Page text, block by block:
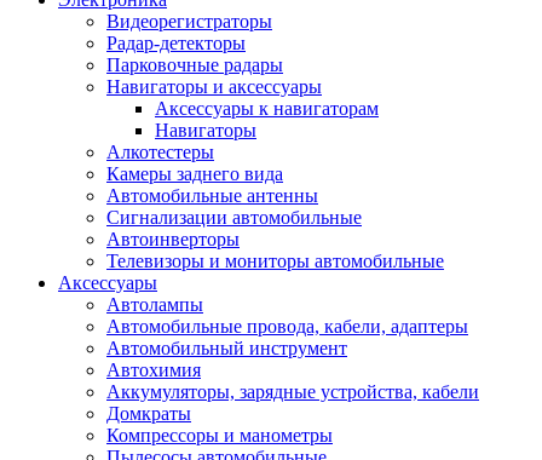
(памперс)
Валы переноса заряда/магнитные валы
Валы резиновые/тефлоновые
Втулки/подшипники/бушинги
Девелоперы
Дозирущие лезвия
Другие зип
Кабели
Крышки
Лампы
Лотки, кассеты
Моторы/двигатели/редукторы
Платы форматирования
Ракели
Ролики/наборы роликов/насадки
Сервисные наборы
Смазки
Видеорегистраторы
Радар-детекторы
Парковочные радары
Навигаторы и аксессуары
Аксессуары к навигаторам
Навигаторы
Алкотестеры
Камеры заднего вида
Автомобильные антенны
Сигнализации автомобильные
Автоинверторы
Телевизоры и мониторы автомобильные
Аксессуары
Автолампы
Автомобильные провода, кабели, адаптеры
Автомобильный инструмент
Автохимия
Аккумуляторы, зарядные устройства, кабели
Домкраты
Компрессоры и манометры